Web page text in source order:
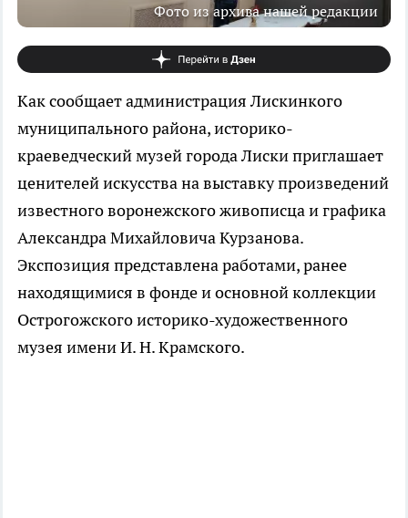
Фото из архива нашей редакции
Как сообщает администрация Лискинкого
муниципального района, историко-
краеведческий музей города Лиски приглашает
ценителей искусства на выставку произведений
известного воронежского живописца и графика
Александра Михайловича Курзанова.
Экспозиция представлена работами, ранее
находящимися в фонде и основной коллекции
Острогожского историко-художественного
музея имени И. Н. Крамского.